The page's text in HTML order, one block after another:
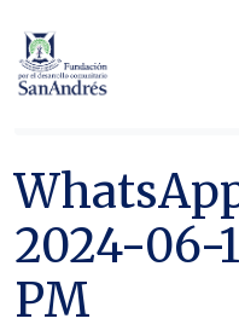
2024-06-
PM